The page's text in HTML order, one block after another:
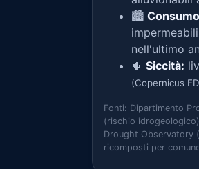
🏙️
nell'ultimo
🌵 Siccità:
(Copernicus
Fonti: Dipartimento
(rischio idrogeologico)
Drought Observatory
ricomposti per